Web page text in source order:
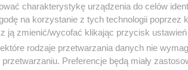
charakterystykę urządzenia do celów
na korzystanie z tych technologii poprzez
ją zmienić/wycofać klikając przycisk
rodzaje przetwarzania danych nie
Preferencje będą miały